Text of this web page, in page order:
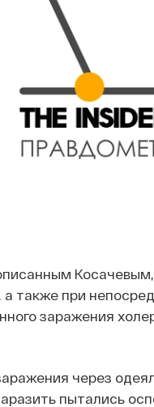
а также при
заражения
через
пытались